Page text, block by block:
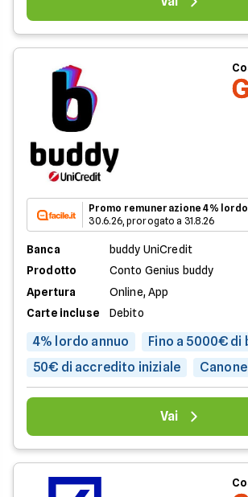
Promo remunerazione 4%
30.6.26, prorogato a 31.8.26
Banca
buddy UniCredit
Prodotto
Conto Genius buddy
Apertura
Online, App
Carte incluse
Debito
4% lordo annuo
Fino a 5000€ di
50€ di accredito iniziale
Vai